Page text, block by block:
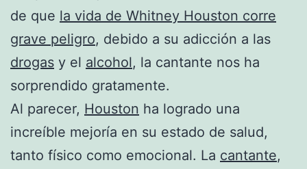
de que la vida de Whitney Houston corre
grave peligro, debido a su adicción a las
drogas y el alcohol, la cantante nos ha
sorprendido gratamente.
Al parecer, Houston ha logrado una
increíble mejoría en su estado de salud,
tanto físico como emocional. La cantante,